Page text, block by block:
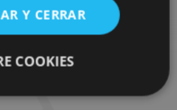
pour compléter votre
visites et les
Y CERRAR
COOKIES